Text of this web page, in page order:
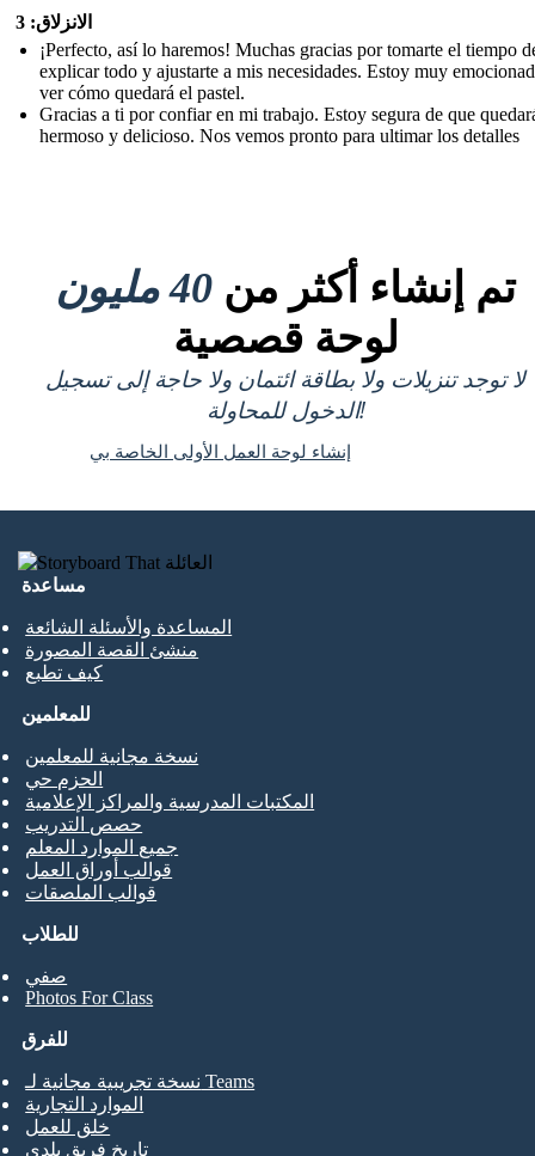
الانزلاق: 3
¡Perfecto, así lo haremos! Muchas gracias por tomarte el tiempo
explicar todo y ajustarte a mis necesidades. Estoy muy
ver cómo quedará el pastel.
Gracias a ti por confiar en mi trabajo. Estoy segura de que
hermoso y delicioso. Nos vemos pronto para ultimar los detalles
تم إنشاء أكثر من 40 مليون
لوحة قصصية
لا توجد تنزيلات ولا بطاقة ائتمان ولا حاجة إلى تسجيل
الدخول للمحاولة!
إنشاء لوحة العمل الأولى الخاصة بي
مساعدة
المساعدة والأسئلة الشائعة
منشئ القصة المصورة
كيف تطبع
للطلاب
صفي
Photos For Class
للمعلمين
نسخة مجانية للمعلمين
الحزم حي
المكتبات المدرسية والمراكز الإعلامية
حصص التدريب
جميع الموارد المعلم
قوالب أوراق العمل
قوالب الملصقات
للفرق
نسخة تجريبية مجانية لـ Teams
الموارد التجارية
خلق للعمل
تاريخ فريق بلدي